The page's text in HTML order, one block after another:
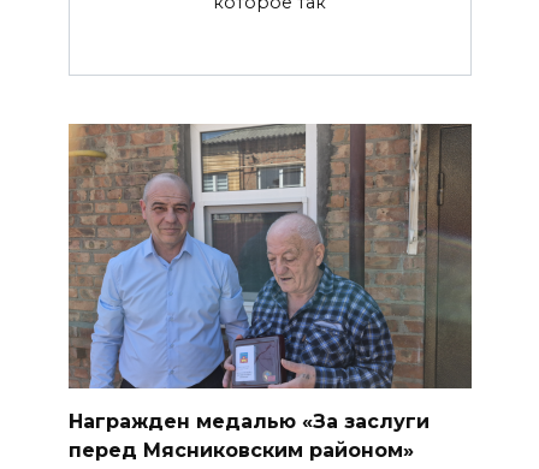
Награжден медалью «За заслуги
перед Мясниковским районом»